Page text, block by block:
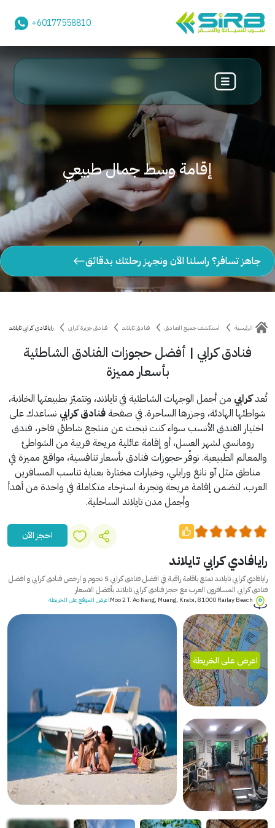
+60177558810
إقامة وسط جمال طبيعي
جاهز تسافر؟ راسلنا الآن ونجهز رحلتك بدقائق
الرئيسية استكشف جميع الفنادق فنادق تايلاند فنادق جزيرة كرابي رايافادي كرابي تايلاند
فنادق كرابي | أفضل حجوزات الفنادق الشاطئية
بأسعار مميزة
تُعدكرابي من أجمل الوجهات الشاطئية في تايلاند، وتتميّز بطبيعتها الخلابة،
شواطئها الهادئة، وجزرها الساحرة. في صفحة فنادق كرابي نساعدك على
اختيار الفندق الأنسب سواء كنت تبحث عن منتجع شاطئي فاخر، فندق
رومانسي لشهر العسل، أو إقامة عائلية مريحة قريبة من الشواطئ
والمعالم الطبيعية. نوفّر حجوزات فنادق بأسعار تنافسية، مواقع مميزة في
مناطق مثل آو نانغ ورايلي، وخيارات مختارة بعناية تناسب المسافرين
العرب، لتضمن إقامة مريحة وتجربة استرخاء متكاملة في واحدة من أهدأ
وأجمل مدن تايلاند الساحلية.
احجز الآن
رايافادي كرابي تايلاند
رايافادي كرابي تايلاند تمتع باقامة راقية في افضل فنادق كرابي 5 نجوم و ارخص فنادق كرابي و افضل
فنادق كرابي المسافرون العرب مع حجز فنادق كرابي تايلاند بأفضل الاسعار
Moo 2 T. Ao Nang, Muang, Krabi, 81000 Railay Beachاعرض الموقع على الخريطة
اعرض على الخريطة